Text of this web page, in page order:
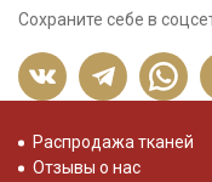
Сохраните себе в
Распродажа тканей
Отзывы о нас